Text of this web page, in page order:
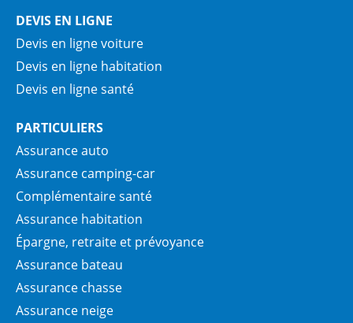
DEVIS EN LIGNE
Devis en ligne voiture
Devis en ligne habitation
Devis en ligne santé
PARTICULIERS
Assurance auto
Assurance camping-car
Complémentaire santé
Assurance habitation
Épargne, retraite et prévoyance
Assurance bateau
Assurance chasse
Assurance neige